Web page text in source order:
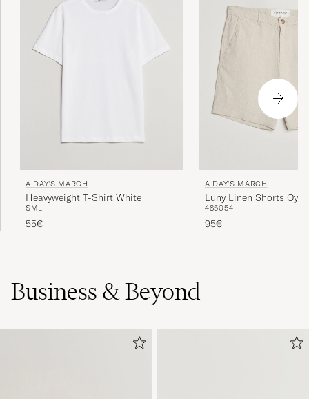
A DAY'S MARCH
Heavyweight T-Shirt White
SML
55€
A DAY'S MARCH
Luny Linen Shorts
485054
95€
Business & Beyond